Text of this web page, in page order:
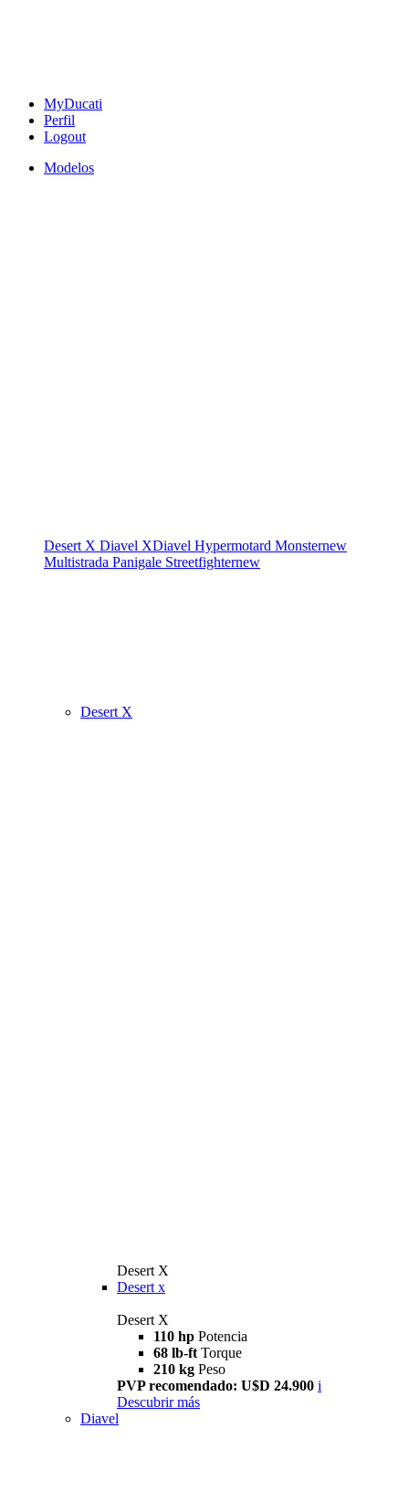
MyDucati
Perfil
Logout
Modelos
Desert X Diavel XDiavel Hypermotard Monsternew
Multistrada Panigale Streetfighternew
Desert X
Desert X
Desert x
Desert X
110 hp Potencia
68 lb-ft Torque
210 kg Peso
PVP recomendado: U$D 24.900 i
Descubrir más
Diavel